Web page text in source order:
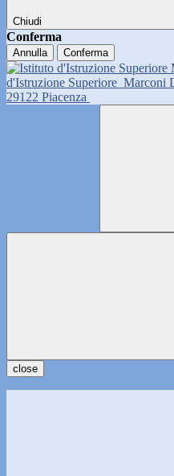
Chiudi
Conferma
Annulla Conferma
d'Istruzione Superiore Marconi
29122 Piacenza
close